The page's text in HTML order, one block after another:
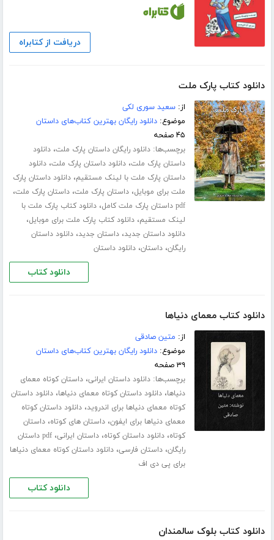
دریافت از کتابراه
دانلود کتاب پارک ملت
از:سعید سوری لکی
موضوع:دانلود رایگان بهترین کتاب‌های داستان
۴۵ صفحه
برچسب‌ها:دانلود رایگان داستان پارک ملت،دانلود
داستان پارک ملت،دانلود داستان پارک ملت،دانلود
داستان پارک ملت با لینک مستقیم،دانلود داستان پارک
ملت برای موبایل،داستان پارک ملت،داستان پارک ملت،
pdf داستان پارک ملت کامل ،دانلود کتاب پارک ملت با
لینک مستقیم،دانلود کتاب پارک ملت برای موبایل،
دانلود داستان جدید،داستان جدید،دانلود داستان
رایگان،داستان،دانلود داستان
دانلود کتاب
دانلود کتاب معمای دنیاها
از: متین صادقی
موضوع:دانلود رایگان بهترین کتاب‌های داستان
۳۹ صفحه
برچسب‌ها:دانلود داستان ایرانی،داستان کوتاه معمای
دنیاها،دانلود داستان کوتاه معمای دنیاها،دانلود داستان
کوتاه معمای دنیاها برای اندروید،دانلود داستان کوتاه
معمای دنیاها برای ایفون،داستان های کوتاه،داستان
کوتاه،دانلود داستان کوتاه،داستان ایرانی،
pdf داستان
رایگان،داستان فارسی،دانلود داستان کوتاه معمای دنیاها
برای پی دی اف
دانلود کتاب
دانلود کتاب بلوک سالمندان